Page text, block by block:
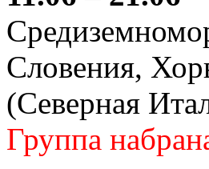
Словения,
(Северная
Группа